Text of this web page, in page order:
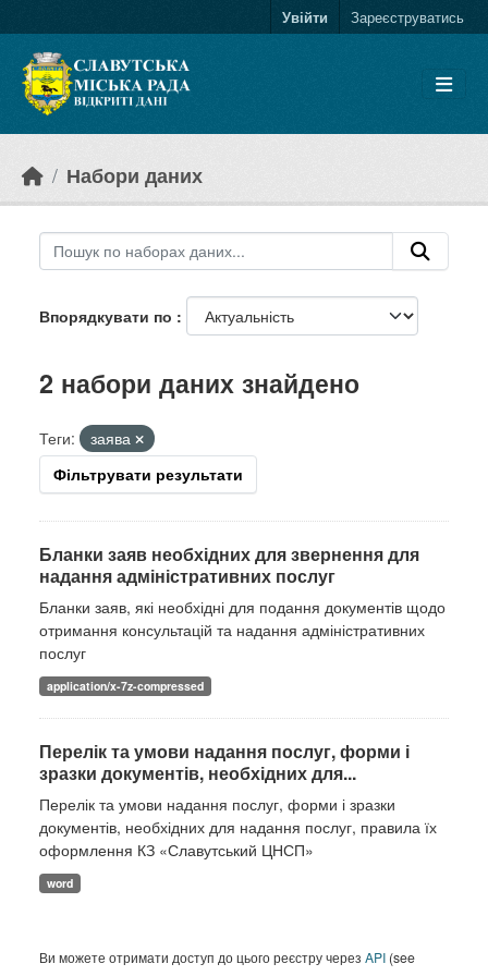
Увійти Зареєструватись
Набори даних
Впорядкувати по
2 набори даних знайдено
Теги:
заява
Фільтрувати результати
Бланки заяв необхідних для звернення для
надання адміністративних послуг
Бланки заяв, які необхідні для подання документів щодо
отримання консультацій та надання адміністративних
послуг
application/x-7z-compressed
Перелік та умови надання послуг, форми і
зразки документів, необхідних для...
Перелік та умови надання послуг, форми і зразки
документів, необхідних для надання послуг, правила їх
оформлення КЗ «Славутський ЦНСП»
word
Ви можете отримати доступ до цього реєстру через API (see